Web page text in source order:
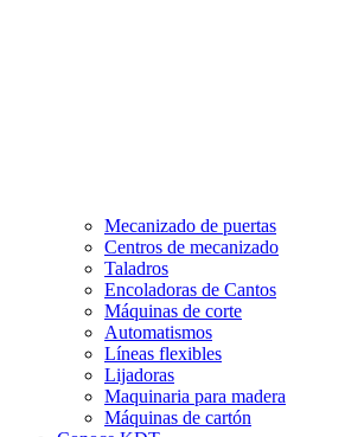
Mecanizado de puertas
Centros de mecanizado
Taladros
Encoladoras de Cantos
Máquinas de corte
Automatismos
Líneas flexibles
Lijadoras
Maquinaria para madera
Máquinas de cartón